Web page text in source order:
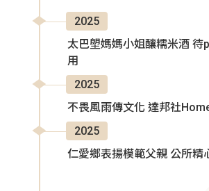
2025
太巴塱媽媽小姐釀糯米酒 待
用
2025
不畏風雨傳文化 達邦社
2025
仁愛鄉表揚模範父親 公所精